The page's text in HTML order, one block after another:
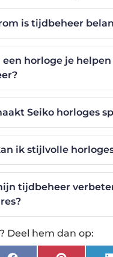
is tijdbeheer
een horloge je
Seiko horloges
ik stijlvolle
tijdbeheer
Deel hem dan op: